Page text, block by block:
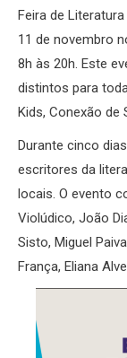
Feira de
11 de novembro
8h às 20h. Este
distintos para
Kids, Conexão de
Durante cinco
escritores da
locais. O evento
Violúdico, João
Sisto, Miguel
França, Eliana